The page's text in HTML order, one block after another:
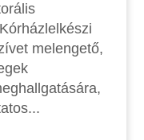
melengető,